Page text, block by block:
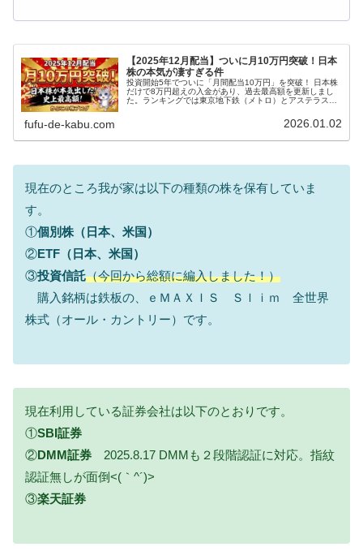
【2025年12月配当】ついに月10万円突破！日本
株の本気が凄すぎる件
投資開始5年でついに「月間配当10万円」を突破！ 日本株
だけで8万円超えの入金があり、過去最高額を更新しまし
た。ランキングでは東京地下鉄（メトロ）とアステラス製
fufu-de-kabu.com 2026.01.02
現在のところ我が家は以下の種類の株を保有していま
す。
①個別株（日本、米国）
②ETF（日本、米国）
③投資信託（今回から総額に編入しました！）
購入銘柄は鉄板の、ｅＭＡＸＩＳ Ｓｌｉｍ 全世界
株式（オール・カントリー）です。
現在利用している証券会社は以下のとおりです。
①SBI証券
②DMM証券 2025.8.17 DMMも２段階認証に対応。指紋
認証無しが面倒<(｀^´)>
③楽天証券